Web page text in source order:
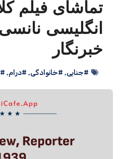
تماشای فیلم
انگلیسی
خبرنگار
#جنایی, #خانوادگی, #درام,